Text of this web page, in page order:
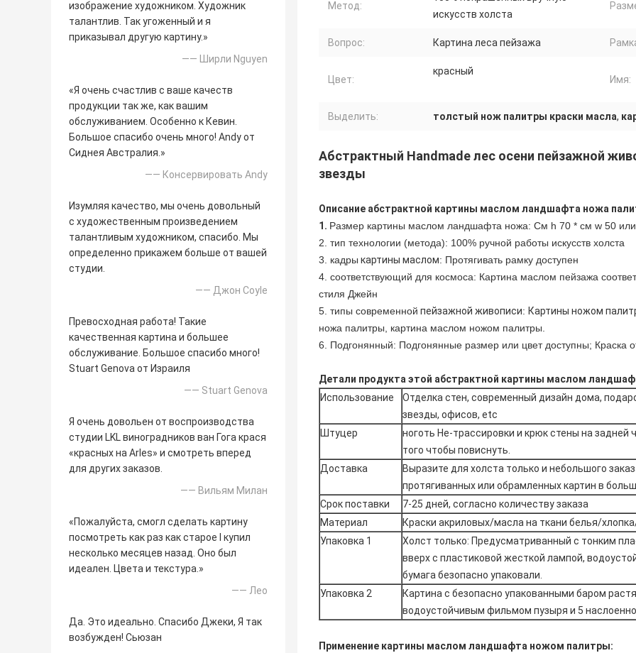
изображение художником. Художник
талантлив. Так угоженный и я
приказывал другую картину.»
—— Ширли Nguyen
«Я очень счастлив с ваше качеств
продукции так же, как вашим
обслуживанием. Особенно к Кевин.
Большое спасибо очень много! Andy от
Сиднея Австралия.»
—— Консервировать Andy
Изумляя качество, мы очень довольный
с художественным произведением
талантливым художником, спасибо. Мы
определенно прикажем больше от вашей
студии.
—— Джон Coyle
Превосходная работа! Такие
качественная картина и большее
обслуживание. Большое спасибо много!
Stuart Genova от Израиля
—— Stuart Genova
Я очень довольен от воспроизводства
студии LKL виноградников ван Гога крася
«красных на Arles» и смотреть вперед
для других заказов.
—— Вильям Милан
«Пожалуйста, смогл сделать картину
посмотреть как раз как старое I купил
несколько месяцев назад. Оно был
идеален. Цвета и текстура.»
—— Лео
Да. Это идеально. Спасибо Джеки, Я так
возбужден! Сьюзан
Метод:
искусств холста
Вопрос: Картина леса пейзажа
Цвет:
красный
Имя:
Выделить: толстый нож палитры краски масла,
Абстрактный Handmade лес осени пейзажной
звезды
Описание абстрактной картины маслом ландшафта ножа
1. Размер картины маслом ландшафта ножа: См h 70 * см w 50
2. тип технологии (метода): 100% ручной работы искусств холста
3. кадры картины маслом: Протягивать рамку доступен
4. соответствующий для космоса: Картина маслом пейзажа
стиля Джейн
5. типы современной пейзажной живописи: Картины ножом
ножа палитры, картина маслом ножом палитры.
6. Подгонянный: Подгонянные размер или цвет доступны; Краска
Детали продукта этой абстрактной картины маслом
Использование
Отделка стен, современный дизайн дома,
звезды, офисов, etc
Штуцер
ноготь Не-трассировки и крюк стены на задней
того чтобы повиснуть.
Доставка
Выразите для холста только и небольшого
протягиванных или обрамленных картин в
Срок поставки
7-25 дней, согласно количеству заказа
Материал
Краски акриловых/масла на ткани белья/
Упаковка 1
Холст только: Предусматриванный с тонким
вверх с пластиковой жесткой лампой,
бумага безопасно упаковали.
Упаковка 2
Картина с безопасно упакованными баром
водоустойчивым фильмом пузыря и 5
Применение картины маслом ландшафта ножом палитры: